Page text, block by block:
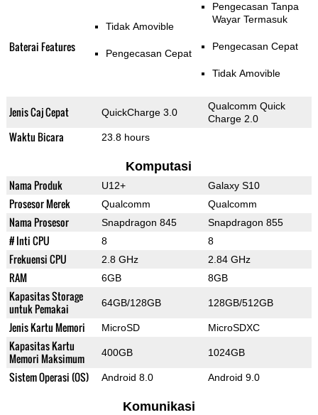
Baterai Features
Tidak Amovible
Pengecasan Cepat
Pengecasan Tanpa
Wayar Termasuk
Pengecasan Cepat
Tidak Amovible
Jenis Caj Cepat QuickCharge 3.0
Qualcomm Quick
Charge 2.0
Waktu Bicara 23.8 hours
Komputasi
Nama Produk U12+ Galaxy S10
Prosesor Merek Qualcomm Qualcomm
Nama Prosesor Snapdragon 845 Snapdragon 855
# Inti CPU 8 8
Frekuensi CPU 2.8 GHz 2.84 GHz
RAM 6GB 8GB
Kapasitas Storage
untuk Pemakai
64GB/128GB 128GB/512GB
Jenis Kartu Memori MicroSD MicroSDXC
Kapasitas Kartu
Memori Maksimum
400GB 1024GB
Sistem Operasi (OS) Android 8.0 Android 9.0
Komunikasi